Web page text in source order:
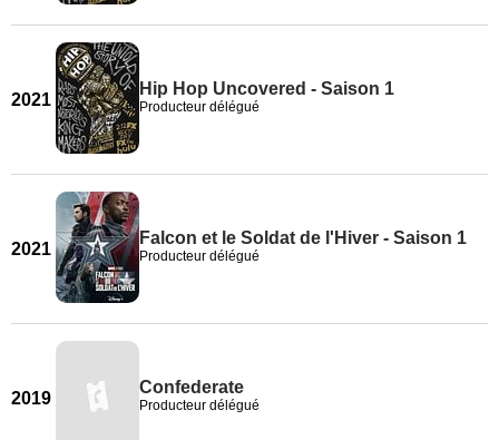
2021
Hip Hop Uncovered - Saison 1
Producteur délégué
2021
Falcon et le Soldat de l'Hiver - Saison 1
Producteur délégué
2019
Confederate
Producteur délégué